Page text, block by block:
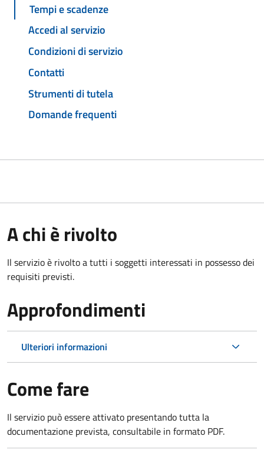
Tempi e scadenze
Accedi al servizio
Condizioni di servizio
Contatti
Strumenti di tutela
Domande frequenti
A chi è rivolto
Il servizio è rivolto a tutti i soggetti interessati in possesso dei
requisiti previsti.
Approfondimenti
Ulteriori informazioni
Come fare
Il servizio può essere attivato presentando tutta la
documentazione prevista, consultabile in formato PDF.